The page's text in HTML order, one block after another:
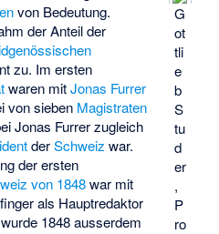
G
ot
tli
e
b
S
tu
d
er
,
P
ro
von Bedeutung.
der Anteil der
zu. Im ersten
waren mitJonas Furrer
von sieben Magistraten
Jonas Furrer zugleich
derSchweiz war.
der ersten
von 1848war mit
als Hauptredaktor
1848 ausserdem